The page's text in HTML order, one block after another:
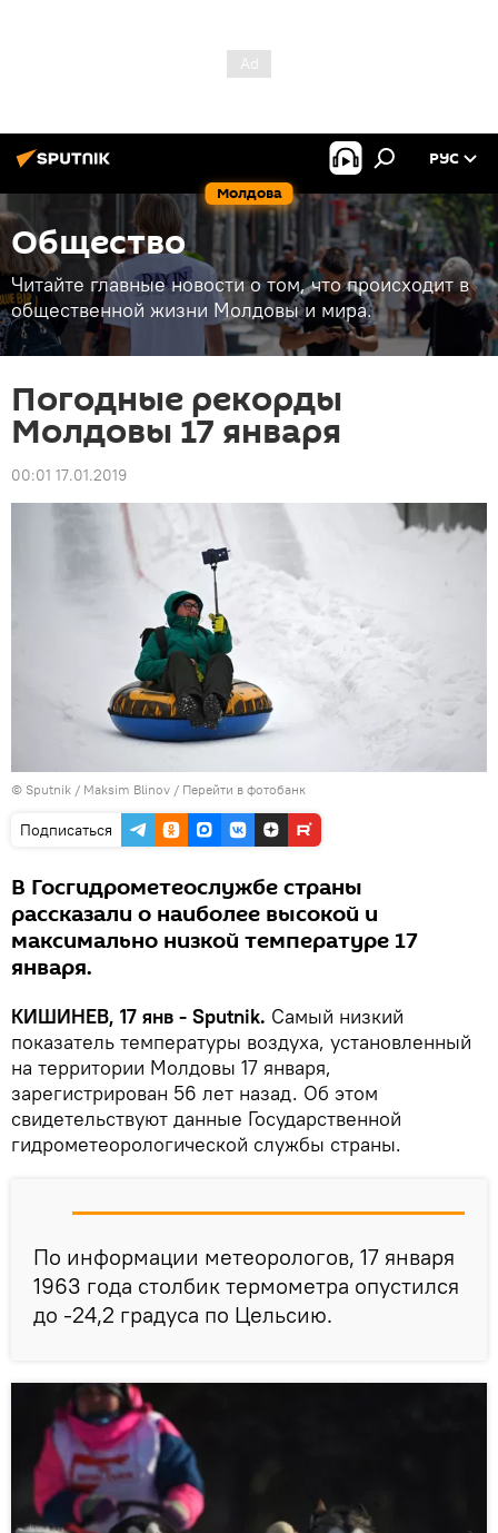
Молдова
РУС
Общество
Читайте главные новости о том, что происходит в
общественной жизни Молдовы и мира.
Погодные рекорды
Молдовы 17 января
00:01 17.01.2019
© Sputnik / Maksim Blinov / Перейти в фотобанк
Подписаться
В Госгидрометеослужбе страны
рассказали о наиболее высокой и
максимально низкой температуре 17
января.
КИШИНЕВ, 17 янв - Sputnik. Самый низкий
показатель температуры воздуха, установленный
на территории Молдовы 17 января,
зарегистрирован 56 лет назад. Об этом
свидетельствуют данные Государственной
гидрометеорологической службы страны.
По информации метеорологов, 17 января
1963 года столбик термометра опустился
до -24,2 градуса по Цельсию.